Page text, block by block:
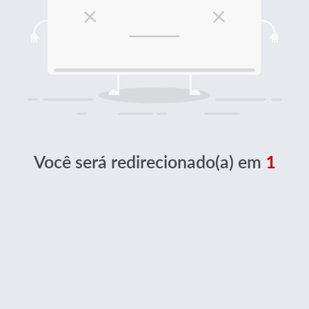
Você será redirecionado(a) em 1